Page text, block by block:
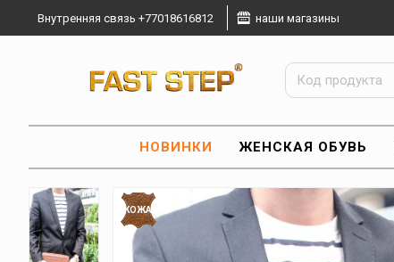
Внутренняя связь +77018616812 наши магазины
НОВИНКИ ЖЕНСКАЯ ОБУВЬ
КОЖА